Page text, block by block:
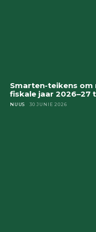
Smarten-teikens om
fiskale jaar 2026–27
NUUS 30 JUNIE 2026